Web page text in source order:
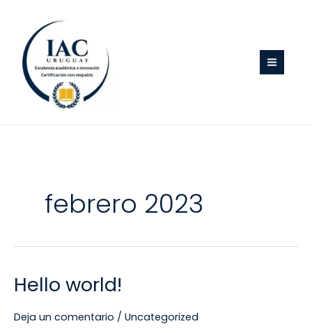
contenido
febrero 2023
Hello world!
Deja un comentario / Uncategorized
Hello